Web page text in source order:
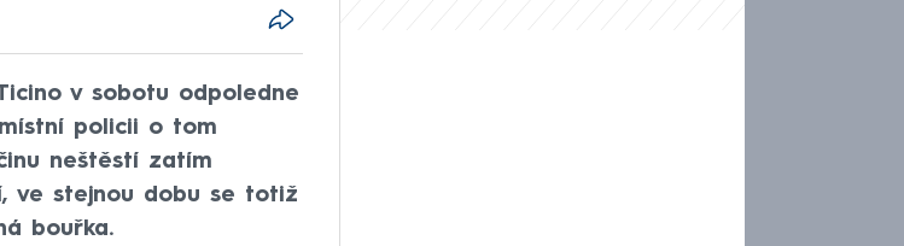
v sobotu odpoledne
policii o tom
neštěstí zatím
ve stejnou dobu se totiž
bouřka.